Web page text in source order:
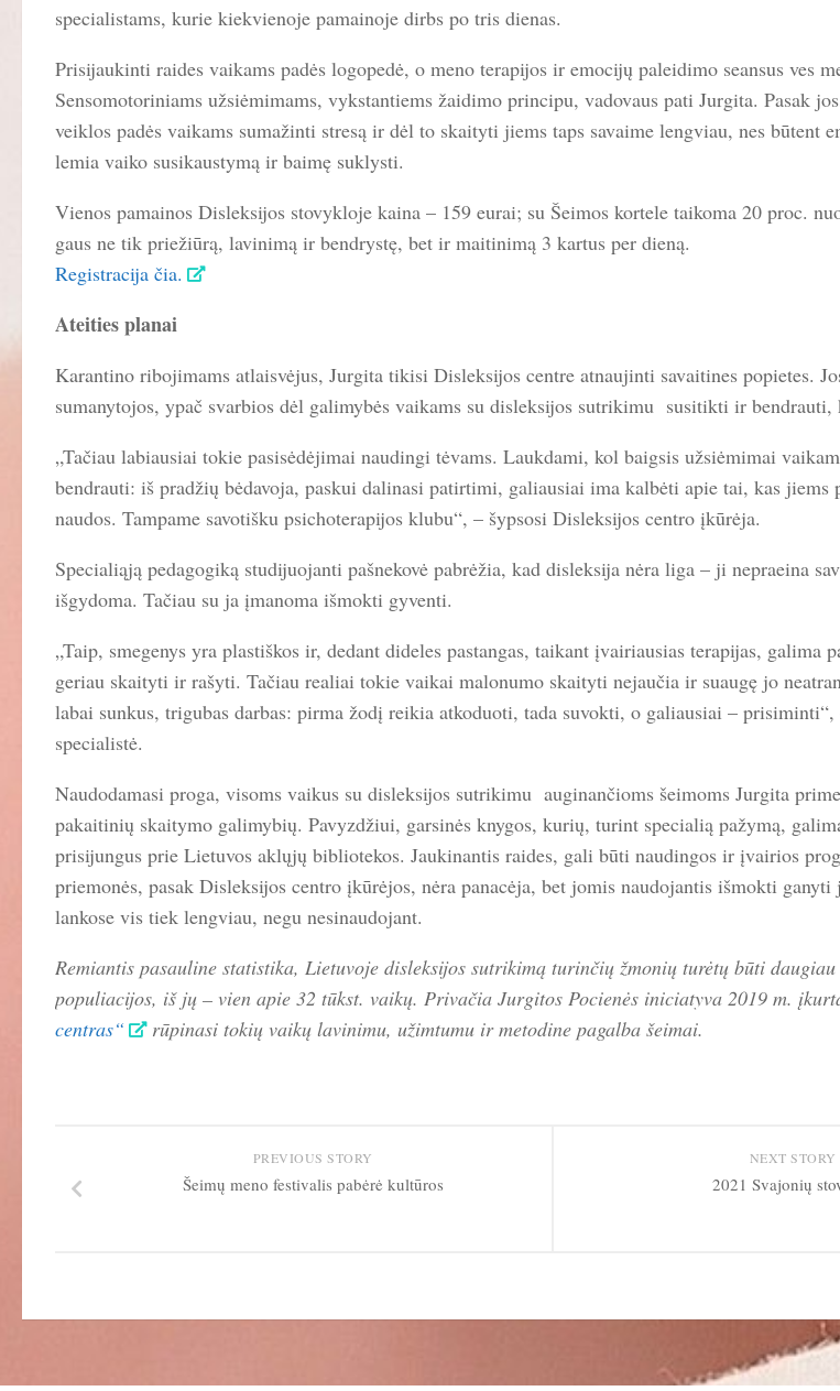
specialistams, kurie kiekvienoje pamainoje dirbs po tris dienas.
Prisijaukinti raides vaikams padės logopedė, o meno terapijos ir emocijų paleidimo seansus ves
Sensomotoriniams užsiėmimams, vykstantiems žaidimo principu, vadovaus pati Jurgita. Pasak
veiklos padės vaikams sumažinti stresą ir dėl to skaityti jiems taps savaime lengviau, nes būtent
lemia vaiko susikaustymą ir baimę suklysti.
Vienos pamainos Disleksijos stovykloje kaina – 159 eurai; su Šeimos kortele taikoma 20 proc.
gaus ne tik priežiūrą, lavinimą ir bendrystę, bet ir maitinimą 3 kartus per dieną.
Registracija čia.
Ateities planai
Karantino ribojimams atlaisvėjus, Jurgita tikisi Disleksijos centre atnaujinti savaitines popietes.
sumanytojos, ypač svarbios dėl galimybės vaikams su disleksijos sutrikimu susitikti ir bendrauti,
„Tačiau labiausiai tokie pasisėdėjimai naudingi tėvams. Laukdami, kol baigsis užsiėmimai
bendrauti: iš pradžių bėdavoja, paskui dalinasi patirtimi, galiausiai ima kalbėti apie tai, kas jiems
naudos. Tampame savotišku psichoterapijos klubu“, – šypsosi Disleksijos centro įkūrėja.
Specialiąją pedagogiką studijuojanti pašnekovė pabrėžia, kad disleksija nėra liga – ji nepraeina
išgydoma. Tačiau su ja įmanoma išmokti gyventi.
„Taip, smegenys yra plastiškos ir, dedant dideles pastangas, taikant įvairiausias terapijas, galima
geriau skaityti ir rašyti. Tačiau realiai tokie vaikai malonumo skaityti nejaučia ir suaugę jo
labai sunkus, trigubas darbas: pirma žodį reikia atkoduoti, tada suvokti, o galiausiai –
specialistė.
Naudodamasi proga, visoms vaikus su disleksijos sutrikimu auginančioms šeimoms Jurgita
pakaitinių skaitymo galimybių. Pavyzdžiui, garsinės knygos, kurių, turint specialią pažymą,
prisijungus prie Lietuvos aklųjų bibliotekos. Jaukinantis raides, gali būti naudingos ir įvairios
priemonės, pasak Disleksijos centro įkūrėjos, nėra panacėja, bet jomis naudojantis išmokti ganyti
lankose vis tiek lengviau, negu nesinaudojant.
Remiantis pasauline statistika, Lietuvoje disleksijos sutrikimą turinčių žmonių turėtų būti
populiacijos, iš jų – vien apie 32 tūkst. vaikų. Privačia Jurgitos Pocienės iniciatyva 2019 m.
centras“
rūpinasi tokių vaikų lavinimu, užimtumu ir metodine pagalba šeimai.
NEXT STORY
2021 Svajonių
PREVIOUS STORY
Šeimų meno festivalis pabėrė kultūros